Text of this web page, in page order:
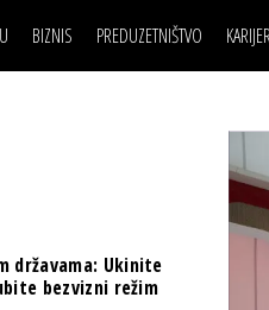
BIZNIS
BANKE
PREDUZETNIŠTVO
DANABIZNIS SCENA
BREND I KOMUNIKACIJE
OSIGURANJE
TECH I AI
državama: Ukinite
bezvizni režim